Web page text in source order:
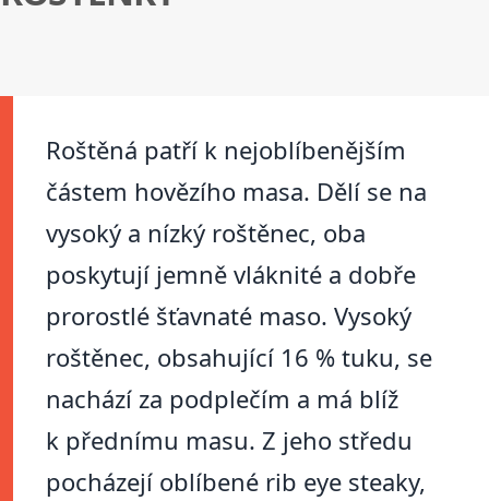
Roštěná patří k nejoblíbenějším
částem hovězího masa. Dělí se na
vysoký a nízký roštěnec, oba
poskytují jemně vláknité a dobře
prorostlé šťavnaté maso. Vysoký
roštěnec, obsahující 16 % tuku, se
nachází za podplečím a má blíž
k přednímu masu. Z jeho středu
pocházejí oblíbené rib eye steaky,